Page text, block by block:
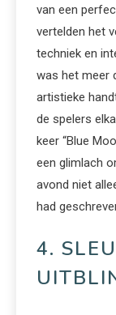
van een
vertelden het
techniek en
was het meer
artistieke
de spelers
keer “Blue
een glimlach
avond niet
had
4.